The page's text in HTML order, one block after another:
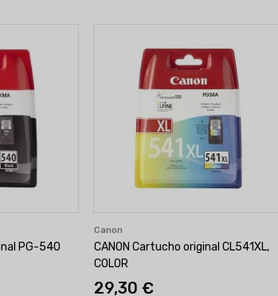
PG-540
Canon
CANON Cartucho original CL541XL,
COLOR
29,30 €